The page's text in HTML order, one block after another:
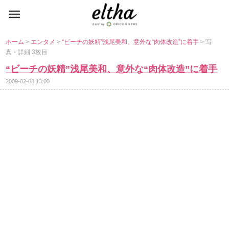
ホーム> エンタメ>“ビーチの妖精”浅尾美和、意外な“肉体改造”に着手> 写
真・詳細 3枚目
“ビーチの妖精”浅尾美和、意外な“肉体改造”に着手
2009-02-03 13:00